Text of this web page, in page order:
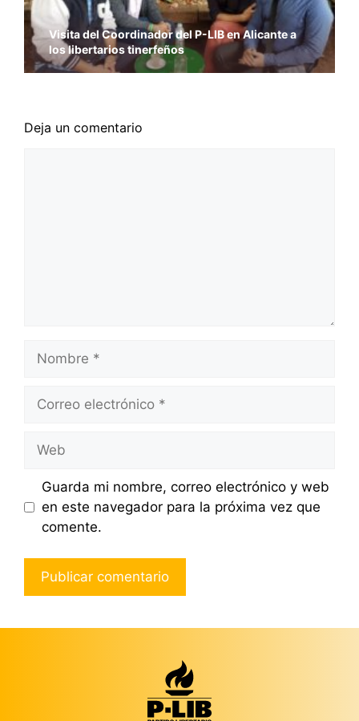
Visita del Coordinador del P-LIB en Alicante a
los libertarios tinerfeños
Deja un comentario
Nombre
Correo
Web
Guarda mi nombre, correo electrónico y web
en este navegador para la próxima vez que
comente.